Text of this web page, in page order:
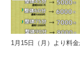
1月15日（月）より料